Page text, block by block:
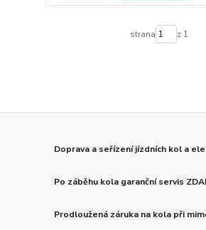
strana z 1
Doprava a seřízení jízdních kol a
Po záběhu kola garanční servis
Prodloužená záruka na kola při